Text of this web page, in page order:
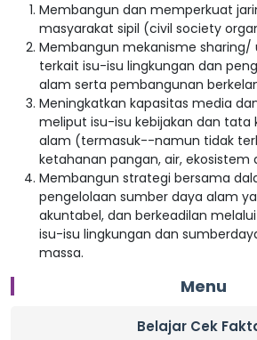
Membangun dan memperkuat
masyarakat sipil (civil society
Membangun mekanisme
terkait isu-isu lingkungan dan
alam serta pembangunan
Meningkatkan kapasitas media
meliput isu-isu kebijakan dan tata
alam (termasuk--namun tidak
ketahanan pangan, air, ekosistem
Membangun strategi bersama
pengelolaan sumber daya alam
akuntabel, dan berkeadilan
isu-isu lingkungan dan
massa.
Menu
Belajar Cek